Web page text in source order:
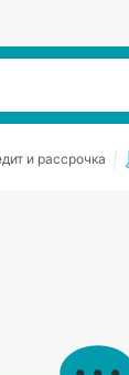
и рассрочка